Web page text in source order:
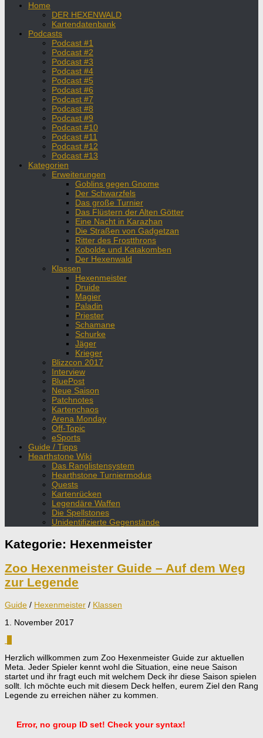
Home
DER HEXENWALD
Kartendatenbank
Podcasts
Podcast #1
Podcast #2
Podcast #3
Podcast #4
Podcast #5
Podcast #6
Podcast #7
Podcast #8
Podcast #9
Podcast #10
Podcast #11
Podcast #12
Podcast #13
Kategorien
Erweiterungen
Goblins gegen Gnome
Der Schwarzfels
Das große Turnier
Das Flüstern der Alten Götter
Eine Nacht in Karazhan
Die Straßen von Gadgetzan
Ritter des Frostthrons
Kobolde und Katakomben
Der Hexenwald
Klassen
Hexenmeister
Druide
Magier
Paladin
Priester
Schamane
Schurke
Jäger
Krieger
Blizzcon 2017
Interview
BluePost
Neue Saison
Patchnotes
Kartenchaos
Arena Monday
Off-Topic
eSports
Guide / Tipps
Hearthstone Wiki
Das Ranglistensystem
Hearthstone Turniermodus
Quests
Kartenrücken
Legendäre Waffen
Die Spellstones
Unidentifizierte Gegenstände
Kategorie: Hexenmeister
Zoo Hexenmeister Guide – Auf dem Weg
zur Legende
Guide / Hexenmeister / Klassen
1. November 2017
Herzlich willkommen zum Zoo Hexenmeister Guide zur aktuellen
Meta. Jeder Spieler kennt wohl die Situation, eine neue Saison
startet und ihr fragt euch mit welchem Deck ihr diese Saison spielen
sollt. Ich möchte euch mit diesem Deck helfen, eurem Ziel den Rang
Legende zu erreichen näher zu kommen.
Error, no group ID set! Check your syntax!